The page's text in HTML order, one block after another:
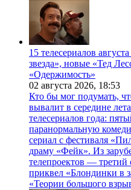
15 телесериалов
звезда», новые «Тед
«Одержимость»
02 августа 2026, 18:53
Кто бы мог подумать,
вывалит в середине
телесериалов года:
паранормальную
сериал с фестиваля
драму «Фейк». Из
телепроектов — третий
приквел «Блондинки в
«Теории большого